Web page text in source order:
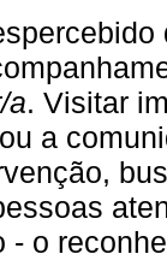
a. Visitar
a
- o